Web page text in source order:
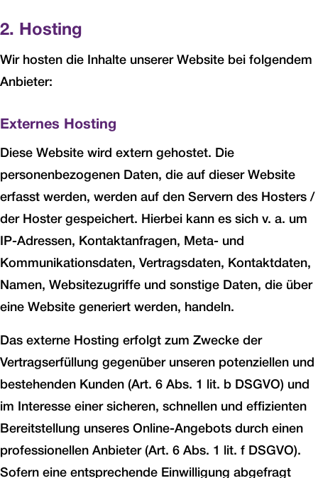
2. Hosting
Wir hosten die Inhalte unserer Website bei folgendem
Anbieter:
Externes Hosting
Diese Website wird extern gehostet. Die
personenbezogenen Daten, die auf dieser Website
erfasst werden, werden auf den Servern des Hosters /
der Hoster gespeichert. Hierbei kann es sich v. a. um
IP-Adressen, Kontaktanfragen, Meta- und
Kommunikationsdaten, Vertragsdaten, Kontaktdaten,
Namen, Websitezugriffe und sonstige Daten, die über
eine Website generiert werden, handeln.
Das externe Hosting erfolgt zum Zwecke der
Vertragserfüllung gegenüber unseren potenziellen und
bestehenden Kunden (Art. 6 Abs. 1 lit. b DSGVO) und
im Interesse einer sicheren, schnellen und effizienten
Bereitstellung unseres Online-Angebots durch einen
professionellen Anbieter (Art. 6 Abs. 1 lit. f DSGVO).
Sofern eine entsprechende Einwilligung abgefragt